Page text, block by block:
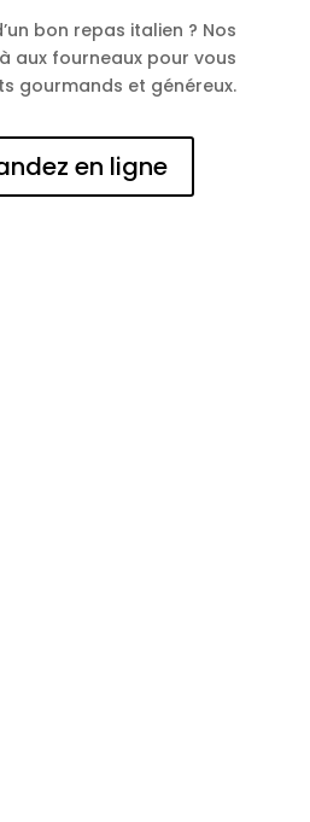
bon repas italien ? Nos
aux fourneaux pour vous
gourmands et généreux.
en ligne